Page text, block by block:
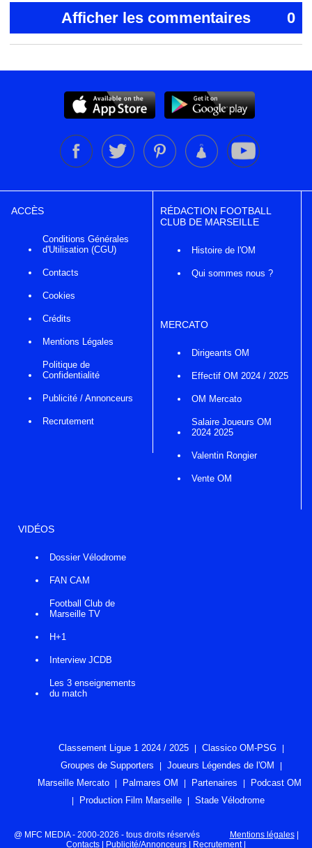
Afficher les commentaires 0
ACCÈS
Conditions Générales
d'Utilisation (CGU)
Contacts
Cookies
Crédits
Mentions Légales
Politique de
Confidentialité
Publicité / Annonceurs
Recrutement
RÉDACTION FOOTBALL
CLUB DE MARSEILLE
Histoire de l'OM
Qui sommes nous ?
MERCATO
Dirigeants OM
Effectif OM 2024 / 2025
OM Mercato
Salaire Joueurs OM
2024 2025
Valentin Rongier
Vente OM
VIDÉOS
Dossier Vélodrome
FAN CAM
Football Club de
Marseille TV
H+1
Interview JCDB
Les 3 enseignements
du match
Classement Ligue 1 2024 / 2025
Classico OM-PSG
Groupes de Supporters
Joueurs Légendes de l'OM
Marseille Mercato
Palmares OM Partenaires
Podcast OM
Production Film Marseille
Stade Vélodrome
@ MFC MEDIA - 2000-2026 - tous droits réservés Mentions légales|
Contacts
Publicité/Annonceurs Recrutement|